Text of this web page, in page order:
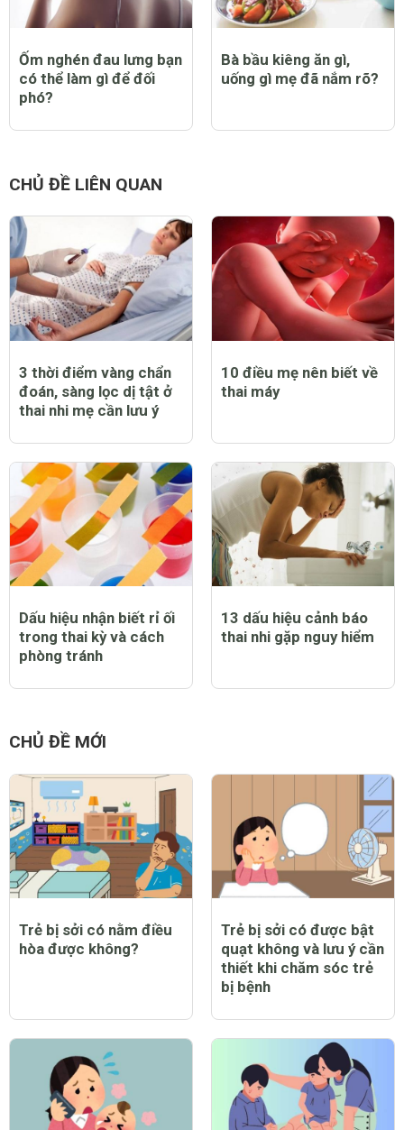
Ốm nghén đau lưng bạn
có thể làm gì để đối
phó?
Bà bầu kiêng ăn gì,
uống gì mẹ đã nắm rõ?
CHỦ ĐỀ LIÊN QUAN
3 thời điểm vàng chẩn
đoán, sàng lọc dị tật ở
thai nhi mẹ cần lưu ý
10 điều mẹ nên biết về
thai máy
Dấu hiệu nhận biết rỉ ối
trong thai kỳ và cách
phòng tránh
13 dấu hiệu cảnh báo
thai nhi gặp nguy hiểm
CHỦ ĐỀ MỚI
Trẻ bị sởi có nằm điều
hòa được không?
Trẻ bị sởi có được bật
quạt không và lưu ý cần
thiết khi chăm sóc trẻ
bị bệnh